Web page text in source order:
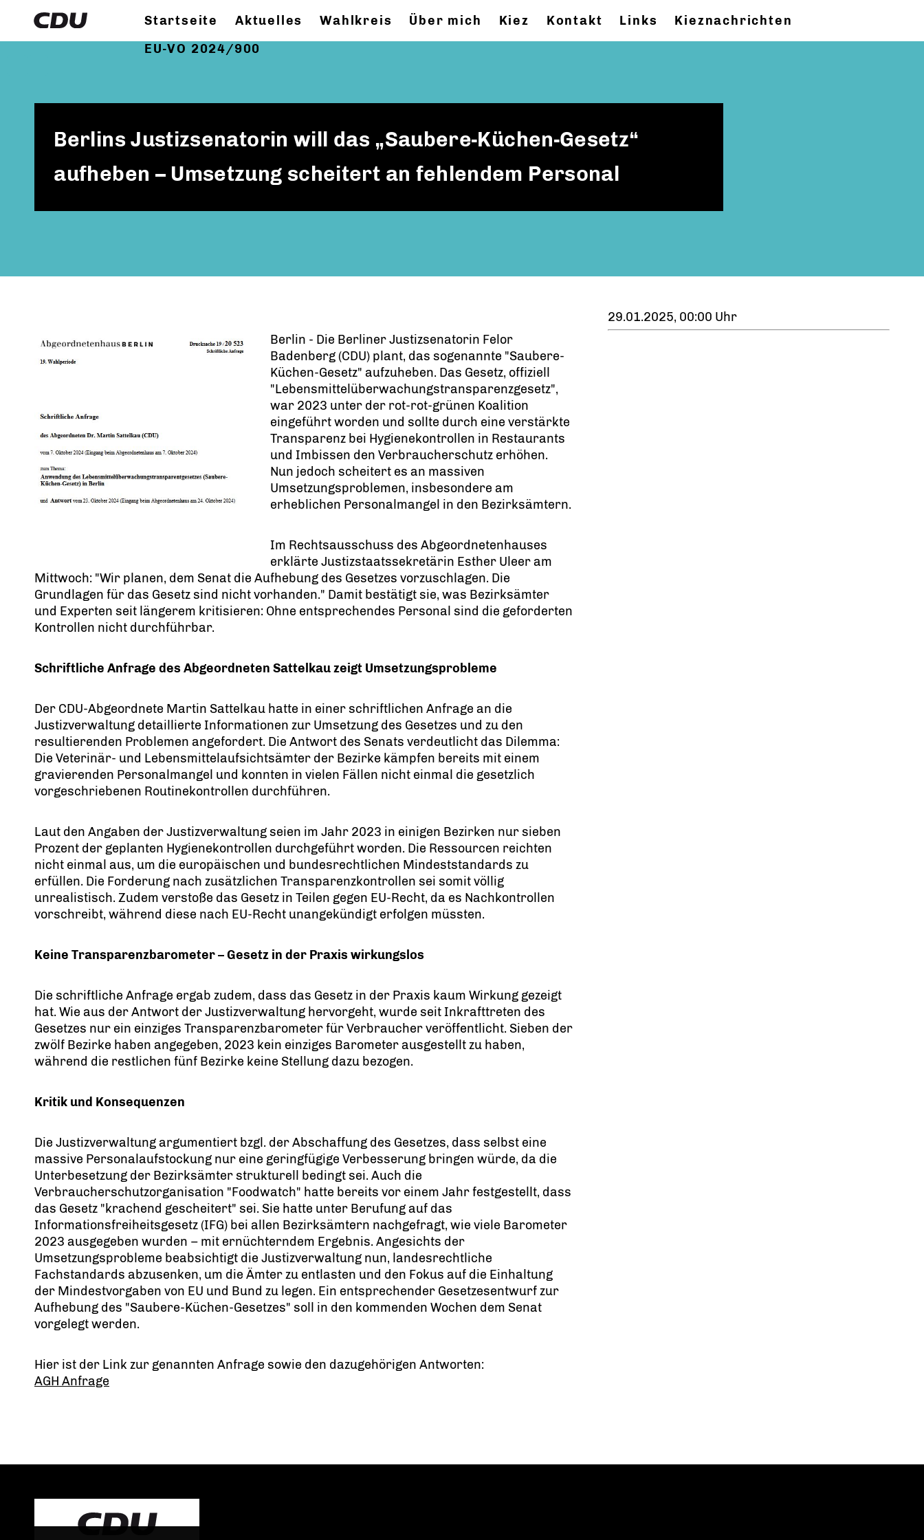
Startseite Aktuelles Wahlkreis Über mich Kiez Kontakt Links
Kieznachrichten
EU-VO 2024/900
Berlins Justizsenatorin will das „Saubere-Küchen-Gesetz“
aufheben – Umsetzung scheitert an fehlendem Personal
Berlin - Die Berliner Justizsenatorin Felor
Badenberg (CDU) plant, das sogenannte "Saubere-
Küchen-Gesetz" aufzuheben. Das Gesetz, offiziell
"Lebensmittelüberwachungstransparenzgesetz",
war 2023 unter der rot-rot-grünen Koalition
eingeführt worden und sollte durch eine verstärkte
Transparenz bei Hygienekontrollen in Restaurants
und Imbissen den Verbraucherschutz erhöhen.
Nun jedoch scheitert es an massiven
Umsetzungsproblemen, insbesondere am
erheblichen Personalmangel in den Bezirksämtern.
Im Rechtsausschuss des Abgeordnetenhauses
erklärte Justizstaatssekretärin Esther Uleer am
Mittwoch: "Wir planen, dem Senat die Aufhebung des Gesetzes vorzuschlagen. Die
Grundlagen für das Gesetz sind nicht vorhanden." Damit bestätigt sie, was Bezirksämter
und Experten seit längerem kritisieren: Ohne entsprechendes Personal sind die geforderten
Kontrollen nicht durchführbar.
Schriftliche Anfrage des Abgeordneten Sattelkau zeigt Umsetzungsprobleme
Der CDU-Abgeordnete Martin Sattelkau hatte in einer schriftlichen Anfrage an die
Justizverwaltung detaillierte Informationen zur Umsetzung des Gesetzes und zu den
resultierenden Problemen angefordert. Die Antwort des Senats verdeutlicht das Dilemma:
Die Veterinär- und Lebensmittelaufsichtsämter der Bezirke kämpfen bereits mit einem
gravierenden Personalmangel und konnten in vielen Fällen nicht einmal die gesetzlich
vorgeschriebenen Routinekontrollen durchführen.
Laut den Angaben der Justizverwaltung seien im Jahr 2023 in einigen Bezirken nur sieben
Prozent der geplanten Hygienekontrollen durchgeführt worden. Die Ressourcen reichten
nicht einmal aus, um die europäischen und bundesrechtlichen Mindeststandards zu
erfüllen. Die Forderung nach zusätzlichen Transparenzkontrollen sei somit völlig
unrealistisch. Zudem verstoße das Gesetz in Teilen gegen EU-Recht, da es Nachkontrollen
vorschreibt, während diese nach EU-Recht unangekündigt erfolgen müssten.
Keine Transparenzbarometer – Gesetz in der Praxis wirkungslos
Die schriftliche Anfrage ergab zudem, dass das Gesetz in der Praxis kaum Wirkung gezeigt
hat. Wie aus der Antwort der Justizverwaltung hervorgeht, wurde seit Inkrafttreten des
Gesetzes nur ein einziges Transparenzbarometer für Verbraucher veröffentlicht. Sieben der
zwölf Bezirke haben angegeben, 2023 kein einziges Barometer ausgestellt zu haben,
während die restlichen fünf Bezirke keine Stellung dazu bezogen.
Kritik und Konsequenzen
Die Justizverwaltung argumentiert bzgl. der Abschaffung des Gesetzes, dass selbst eine
massive Personalaufstockung nur eine geringfügige Verbesserung bringen würde, da die
Unterbesetzung der Bezirksämter strukturell bedingt sei. Auch die
Verbraucherschutzorganisation "Foodwatch" hatte bereits vor einem Jahr festgestellt, dass
das Gesetz "krachend gescheitert" sei. Sie hatte unter Berufung auf das
Informationsfreiheitsgesetz (IFG) bei allen Bezirksämtern nachgefragt, wie viele Barometer
2023 ausgegeben wurden – mit ernüchterndem Ergebnis. Angesichts der
Umsetzungsprobleme beabsichtigt die Justizverwaltung nun, landesrechtliche
Fachstandards abzusenken, um die Ämter zu entlasten und den Fokus auf die Einhaltung
der Mindestvorgaben von EU und Bund zu legen. Ein entsprechender Gesetzesentwurf zur
Aufhebung des "Saubere-Küchen-Gesetzes" soll in den kommenden Wochen dem Senat
vorgelegt werden.
Hier ist der Link zur genannten Anfrage sowie den dazugehörigen Antworten:
AGH Anfrage
29.01.2025, 00:00 Uhr